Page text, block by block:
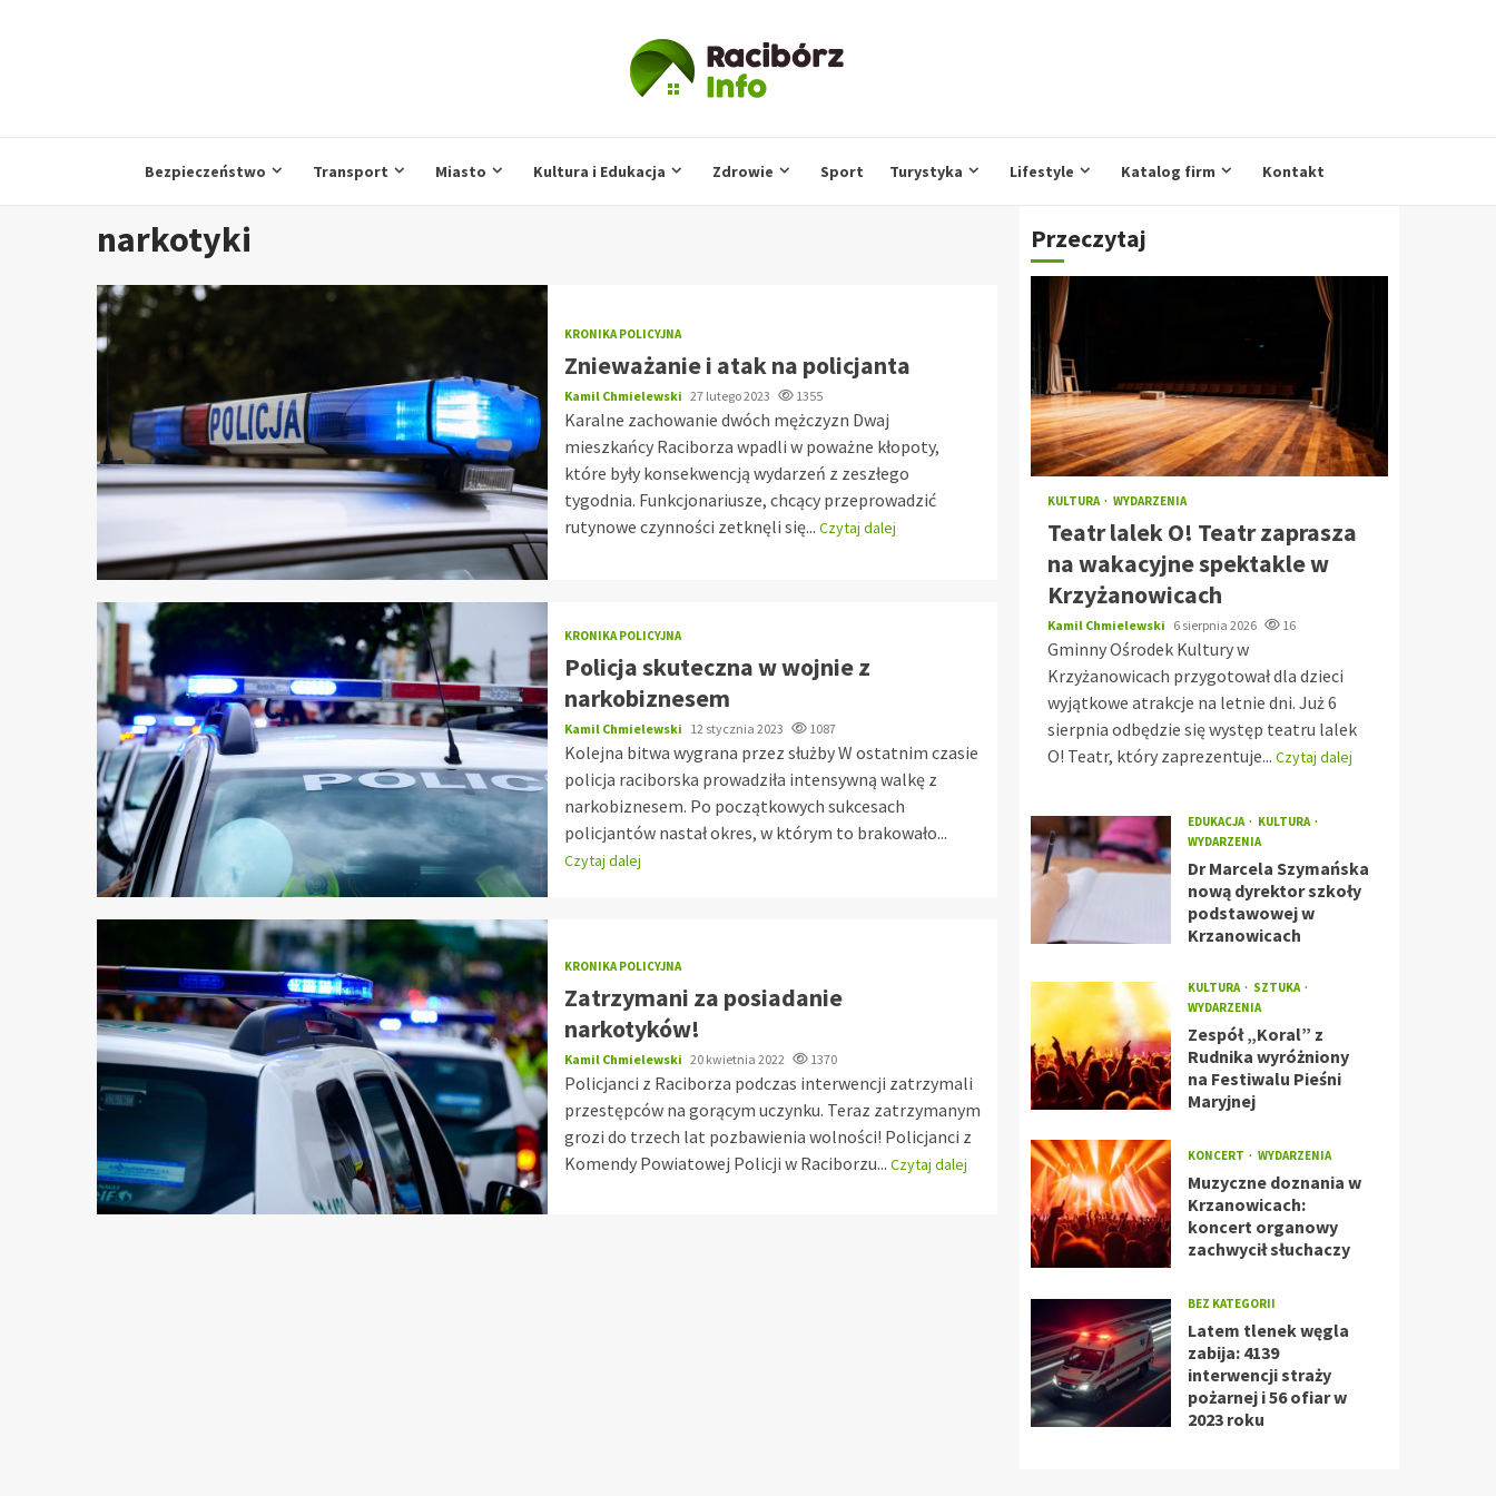
Bezpieczeństwo Transport Miasto Kultura i Edukacja Zdrowie Sport Turystyka Lifestyle Katalog firm Kontakt
narkotyki
KRONIKA POLICYJNA
Znieważanie i atak na policjanta
Kamil Chmielewski 27 lutego 2023 1355
Karalne zachowanie dwóch mężczyzn Dwaj
mieszkańcy Raciborza wpadli w poważne kłopoty,
które były konsekwencją wydarzeń z zeszłego
tygodnia. Funkcjonariusze, chcący przeprowadzić
rutynowe czynności zetknęli się... Czytaj dalej
KRONIKA POLICYJNA
Policja skuteczna w wojnie z
narkobiznesem
Kamil Chmielewski 12 stycznia 2023 1087
Kolejna bitwa wygrana przez służby W ostatnim czasie
policja raciborska prowadziła intensywną walkę z
narkobiznesem. Po początkowych sukcesach
policjantów nastał okres, w którym to brakowało...
Czytaj dalej
KRONIKA POLICYJNA
Zatrzymani za posiadanie
narkotyków!
Kamil Chmielewski 20 kwietnia 2022 1370
Policjanci z Raciborza podczas interwencji zatrzymali
przestępców na gorącym uczynku. Teraz zatrzymanym
grozi do trzech lat pozbawienia wolności! Policjanci z
Komendy Powiatowej Policji w Raciborzu... Czytaj dalej
Przeczytaj
KULTURA WYDARZENIA
Teatr lalek O! Teatr zaprasza
na wakacyjne spektakle w
Krzyżanowicach
Kamil Chmielewski 6 sierpnia 2026 16
Gminny Ośrodek Kultury w
Krzyżanowicach przygotował dla dzieci
wyjątkowe atrakcje na letnie dni. Już 6
sierpnia odbędzie się występ teatru lalek
O! Teatr, który zaprezentuje... Czytaj dalej
EDUKACJA
KULTURA
WYDARZENIA
Dr Marcela Szymańska
nową dyrektor szkoły
podstawowej w
Krzanowicach
KULTURA
SZTUKA
WYDARZENIA
Zespół „Koral” z
Rudnika wyróżniony
na Festiwalu Pieśni
Maryjnej
KONCERT WYDARZENIA
Muzyczne doznania w
Krzanowicach:
koncert organowy
zachwycił słuchaczy
BEZ KATEGORII
Latem tlenek węgla
zabija: 4139
interwencji straży
pożarnej i 56 ofiar w
2023 roku